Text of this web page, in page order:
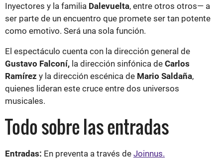
Inyectores y la familia Dalevuelta, entre otros otros— a
ser parte de un encuentro que promete ser tan potente
como emotivo. Será una sola función.
El espectáculo cuenta con la dirección general de
Gustavo Falconí, la dirección sinfónica de Carlos
Ramírez y la dirección escénica de Mario Saldaña,
quienes lideran este cruce entre dos universos
musicales.
Todo sobre las entradas
Entradas: En preventa a través de Joinnus.